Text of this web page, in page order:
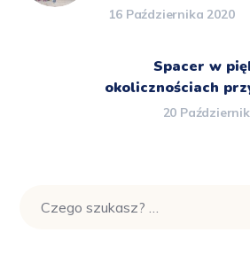
16 Października 2020
Spacer w
okolicznościach
20